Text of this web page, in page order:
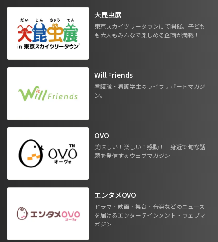
大昆虫展
東京スカイツリータウンにて開催。子ども
も大人もみんなで楽しめる企画が満載！
Will Friends
看護職・看護学生のライフサポートマガジ
ン。
OVO
美味しい！楽しい！感動！ 身近で旬な話
題を発信するウェブマガジン
エンタメOVO
ドラマ・映画・舞台・音楽などのニュース
を届けるエンターテインメント・ウェブマ
ガジン